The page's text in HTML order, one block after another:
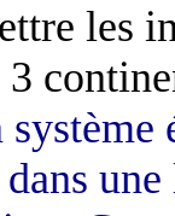
les
3